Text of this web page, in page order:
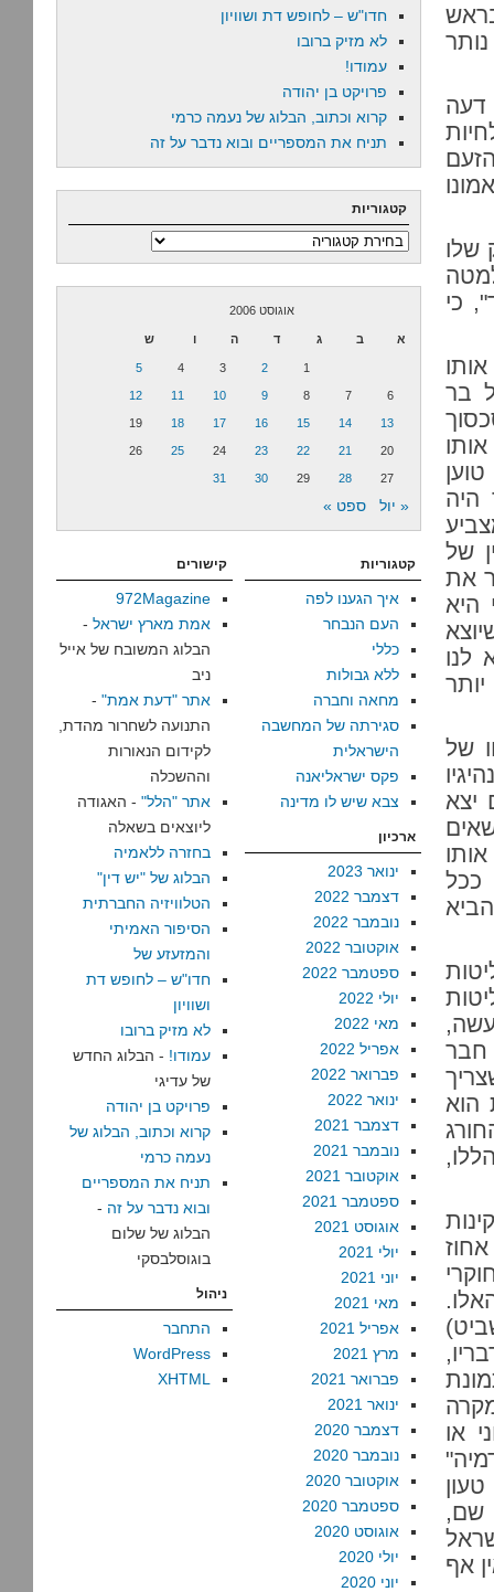
דעה
שלו
כי
בר
היה
של
את
היא
לנו
של
יצא
ככל
חבר
הוא
או
שם,
אף
חדו"ש – לחופש דת ושוויון
לא מזיק ברובו
עמודו!
פרויקט בן יהודה
קרוא וכתוב, הבלוג של נעמה כרמי
תניח את המספריים ובוא נדבר על זה
קטגוריות
קטגוריות
אוגוסט 2006
א ב ג ד ה ו ש
1
2
3
4
5
6
7
8
9
10
11
12
13
14
15
16
17
18
19
20
21
22
23
24
25
26
27
28
29
30
31
« יול ספט »
קטגוריות
איך הגענו לפה
העם הנבחר
כללי
ללא גבולות
מחאה וחברה
סגירתה של המחשבה
הישראלית
פקס ישראליאנה
צבא שיש לו מדינה
ארכיון
ינואר 2023
דצמבר 2022
נובמבר 2022
אוקטובר 2022
ספטמבר 2022
יולי 2022
מאי 2022
אפריל 2022
פברואר 2022
ינואר 2022
דצמבר 2021
נובמבר 2021
אוקטובר 2021
ספטמבר 2021
אוגוסט 2021
יולי 2021
יוני 2021
מאי 2021
אפריל 2021
מרץ 2021
פברואר 2021
ינואר 2021
דצמבר 2020
נובמבר 2020
אוקטובר 2020
ספטמבר 2020
אוגוסט 2020
יולי 2020
יוני 2020
קישורים
972Magazine
אמת מארץ ישראל -
הבלוג המשובח של אייל
ניב
אתר "דעת אמת" -
התנועה לשחרור מהדת,
לקידום הנאורות
וההשכלה
אתר "הלל" - האגודה
ליוצאים בשאלה
בחזרה ללאמיה
הבלוג של "יש דין"
הטלוויזיה החברתית
הסיפור האמיתי
והמזעזע של
חדו"ש – לחופש דת
ושוויון
לא מזיק ברובו
עמודו! - הבלוג החדש
של עדיגי
פרויקט בן יהודה
קרוא וכתוב, הבלוג של
נעמה כרמי
תניח את המספריים
ובוא נדבר על זה -
הבלוג של שלום
בוגוסלבסקי
ניהול
התחבר
WordPress
XHTML